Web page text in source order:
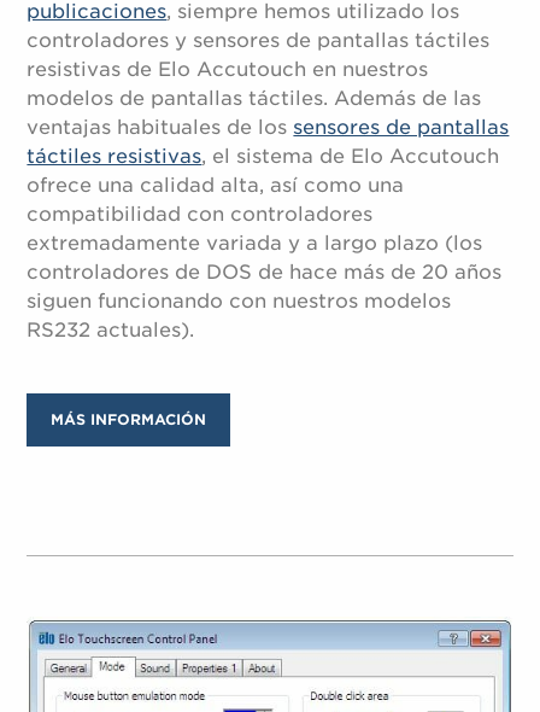
publicaciones, siempre hemos utilizado los
controladores y sensores de pantallas táctiles
resistivas de Elo Accutouch en nuestros
modelos de pantallas táctiles. Además de las
ventajas habituales de los sensores de pantallas
táctiles resistivas, el sistema de Elo Accutouch
ofrece una calidad alta, así como una
compatibilidad con controladores
extremadamente variada y a largo plazo (los
controladores de DOS de hace más de 20 años
siguen funcionando con nuestros modelos
RS232 actuales).
MÁS INFORMACIÓN